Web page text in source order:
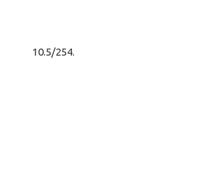
10.5/254.